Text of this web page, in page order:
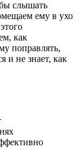
слышать
ему в ухо
как
поправлять,
и не знает, как